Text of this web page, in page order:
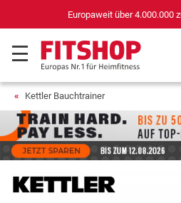
für Sportgeräte (n-
Kettler Bauchtrainer